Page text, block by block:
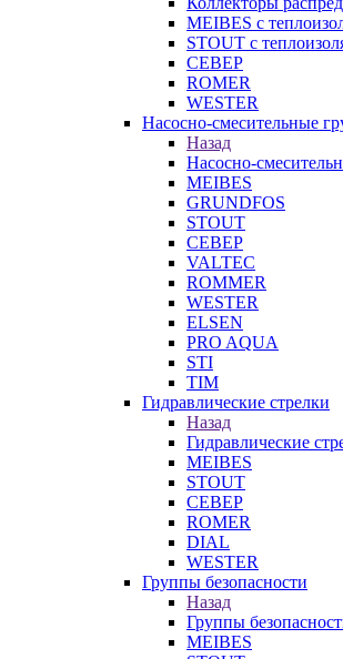
MEIBES с
STOUT с
СЕВЕР
ROMER
WESTER
Насосно-смесительные
Назад
Насосно-
MEIBES
GRUNDFOS
STOUT
СЕВЕР
VALTEC
ROMMER
WESTER
ELSEN
PRO AQUA
STI
TIM
Гидравлические стрелки
Назад
Гидравлические
MEIBES
STOUT
СЕВЕР
ROMER
DIAL
WESTER
Группы безопасности
Назад
Группы
MEIBES